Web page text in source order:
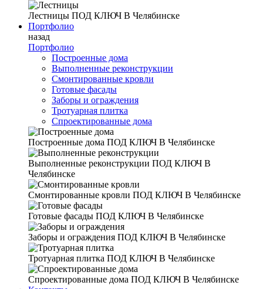
Лестницы ПОД КЛЮЧ В Челябинске
Портфолио
назад
Портфолио
Построенные дома
Выполненные реконструкции
Смонтированные кровли
Готовые фасады
Заборы и ограждения
Тротуарная плитка
Спроектированные дома
Построенные дома ПОД КЛЮЧ В Челябинске
Выполненные реконструкции ПОД КЛЮЧ В
Челябинске
Смонтированные кровли ПОД КЛЮЧ В Челябинске
Готовые фасады ПОД КЛЮЧ В Челябинске
Заборы и ограждения ПОД КЛЮЧ В Челябинске
Тротуарная плитка ПОД КЛЮЧ В Челябинске
Спроектированные дома ПОД КЛЮЧ В Челябинске